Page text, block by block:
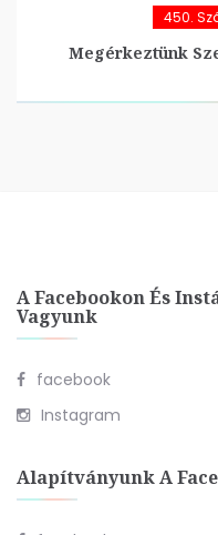
450.
Megérkeztünk
A Facebookon És
Vagyunk
facebook
Instagram
Alapítványunk A